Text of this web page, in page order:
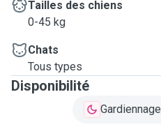
Tailles des chiens
0-45 kg
Chats
Tous types
Disponibilité